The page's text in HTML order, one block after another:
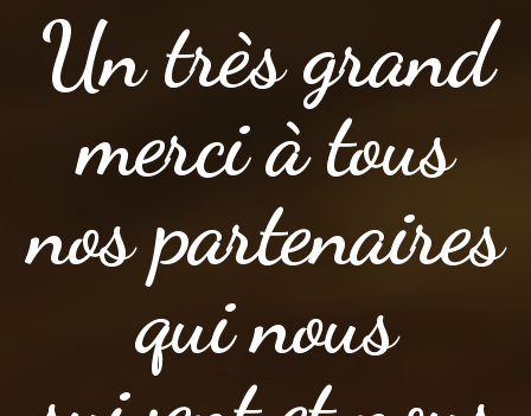
Un très grand
merci à tous
nos partenaires
qui nous